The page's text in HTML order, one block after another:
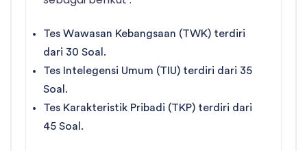
Tes Wawasan Kebangsaan (TWK) terdiri
dari 30 Soal.
Tes Intelegensi Umum (TIU) terdiri dari 35
Soal.
Tes Karakteristik Pribadi (TKP) terdiri dari
45 Soal.